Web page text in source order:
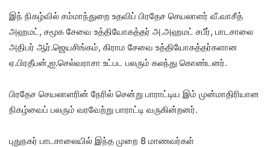
இந் நிகழ்வில் சம்மாந்துறை உதவிப் பிரதேச செயலாளர் வீ.வாசீத்
அஹமட், சமூக சேவை உத்தியோகத்தர் அ.அஹமட் சபீர், பாடசாலை
அதிபர் ஆர்.ஜெயசிங்கம், கிராம சேவை உத்தியோகத்தர்களான
ஏ.பிரதீபன்,ஐ.செல்வராசா உட்பட பலரும் கலந்து கொண்டனர்.
பிரதேச செயலாளரின் நேரில் சென்று பாராட்டிய இம் முன்மாதிரியான
நிகழ்வைப் பலரும் வரவேற்று பாராட்டி வருகின்றனர்.
புதுநகர் பாடசாலையில் இந்த முறை 8 மாணவர்கள்